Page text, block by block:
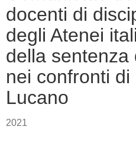
docenti di
degli Atenei
della sentenza
nei confronti di
Lucano
2021